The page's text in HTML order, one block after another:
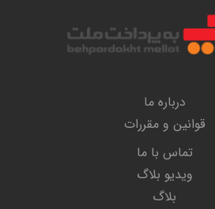
درباره ما
قوانین و مقررات
تماس با ما
ویدیو بلاگ
بلاگ